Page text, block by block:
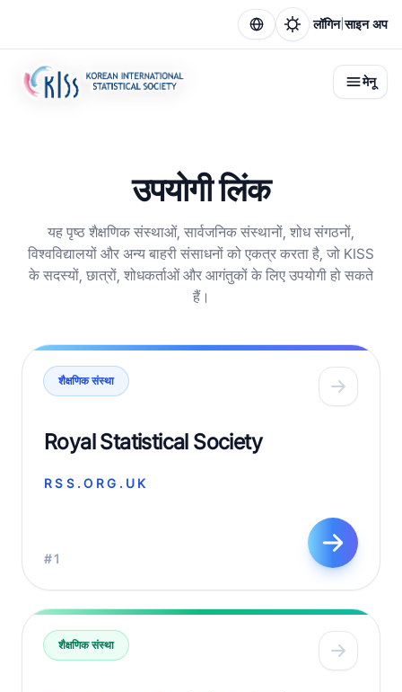
लॉगिन|साइन अप
मेनू
उपयोगी लिंक
यह पृष्ठ शैक्षणिक संस्थाओं, सार्वजनिक संस्थानों, शोध संगठनों,
विश्वविद्यालयों और अन्य बाहरी संसाधनों को एकत्र करता है, जो KISS
के सदस्यों, छात्रों, शोधकर्ताओं और आगंतुकों के लिए उपयोगी हो सकते
हैं।
शैक्षणिक संस्था
Royal Statistical Society
RSS.ORG.UK
#1
शैक्षणिक संस्था